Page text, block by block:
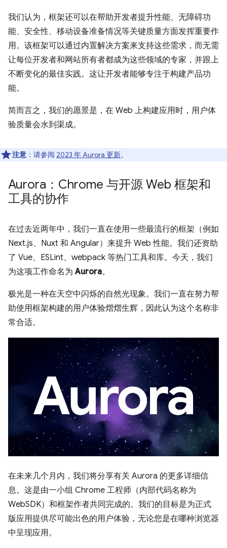
我们认为，框架还可以在帮助开发者提升性能、无障碍功
能、安全性、移动设备准备情况等关键质量方面发挥重要作
用。该框架可以通过内置解决方案来支持这些需求，而无需
让每位开发者和网站所有者都成为这些领域的专家，并跟上
不断变化的最佳实践。这让开发者能够专注于构建产品功
能。
简而言之，我们的愿景是，在 Web 上构建应用时，用户体
验质量会水到渠成。
注意 ：请参阅 2023 年 Aurora 更新。
Aurora：Chrome 与开源 Web 框架和
工具的协作
在过去近两年中，我们一直在使用一些最流行的框架（例如
Next.js、Nuxt 和 Angular）来提升 Web 性能。我们还资助
了 Vue、ESLint、webpack 等热门工具和库。今天，我们
为这项工作命名为Aurora。
极光是一种在天空中闪烁的自然光现象。我们一直在努力帮
助使用框架构建的用户体验熠熠生辉，因此认为这个名称非
常合适。
在未来几个月内，我们将分享有关 Aurora 的更多详细信
息。这是由一小组 Chrome 工程师（内部代码名称为
WebSDK）和框架作者共同完成的。我们的目标是为正式
版应用提供尽可能出色的用户体验，无论您是在哪种浏览器
中呈现应用。